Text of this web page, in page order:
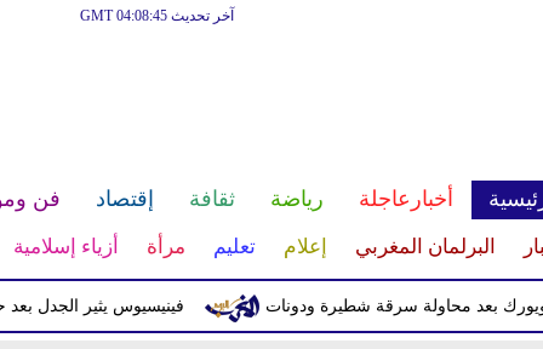
آخر تحديث GMT 04:08:45
أخبارعاجلة رياضة ثقافة إقتصاد فن
البرلمان المغربي إعلام تعليم مرأة أزياء إسلامية
فينيسيوس يثير الجدل بعد حذف بعد محاولة سرقة شطيرة ودونات